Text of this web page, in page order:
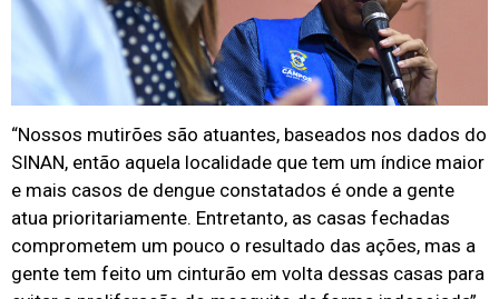
“Nossos mutirões são atuantes, baseados nos dados do
SINAN, então aquela localidade que tem um índice maior
e mais casos de dengue constatados é onde a gente
atua prioritariamente. Entretanto, as casas fechadas
comprometem um pouco o resultado das ações, mas a
gente tem feito um cinturão em volta dessas casas para